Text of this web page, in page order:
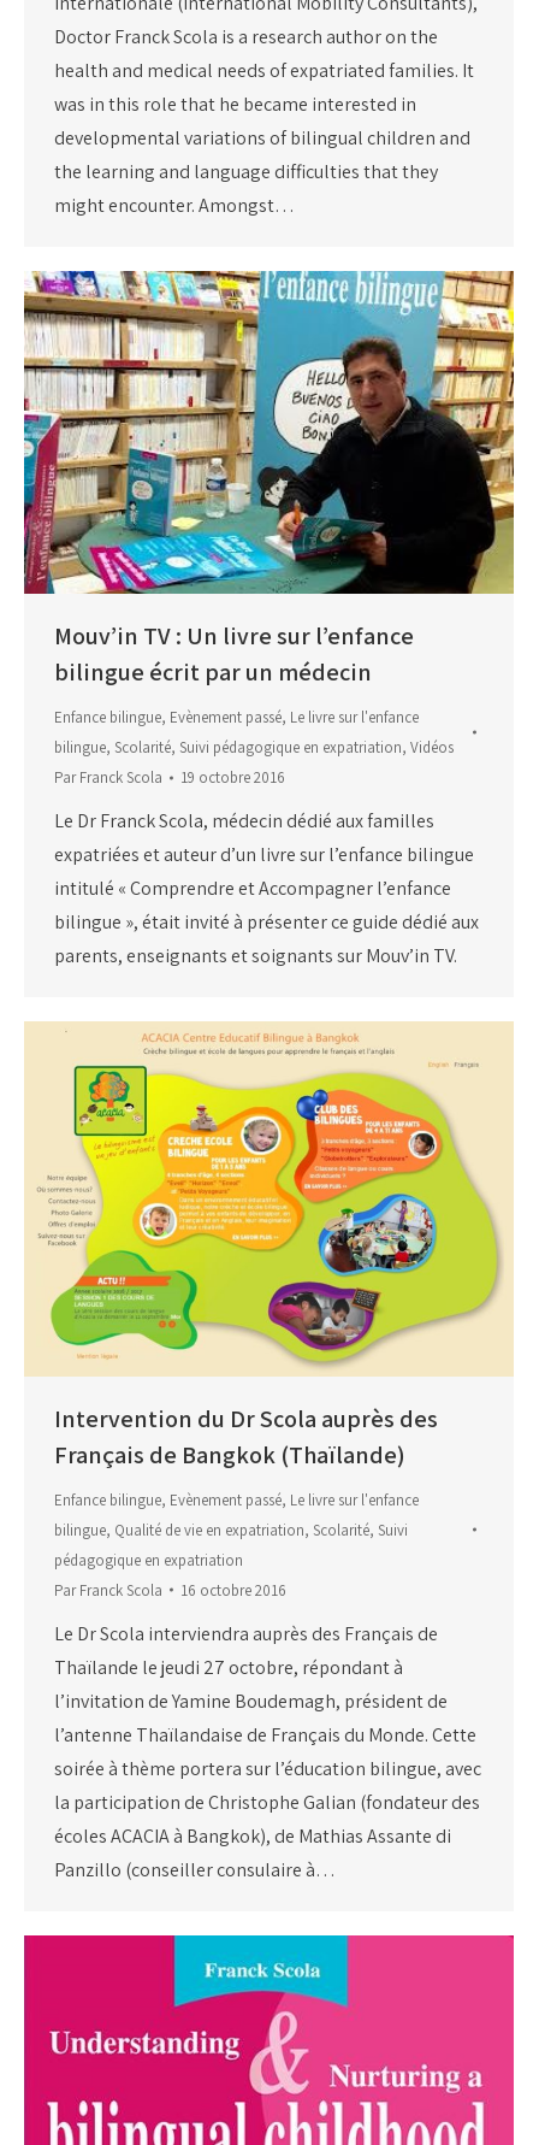
Doctor Franck Scola is a research author on the
health and medical needs of expatriated families. It
was in this role that he became interested in
developmental variations of bilingual children and
the learning and language difficulties that they
might encounter. Amongst…
Mouv’in TV : Un livre sur l’enfance
bilingue écrit par un médecin
Enfance bilingue, Evènement passé, Le livre sur l'enfance
bilingue, Scolarité, Suivi pédagogique en expatriation, Vidéos
ParFranck Scola 19 octobre 2016
Le Dr Franck Scola, médecin dédié aux familles
expatriées et auteur d’un livre sur l’enfance bilingue
intitulé « Comprendre et Accompagner l’enfance
bilingue », était invité à présenter ce guide dédié aux
parents, enseignants et soignants sur Mouv’in TV.
Intervention du Dr Scola auprès des
Français de Bangkok (Thaïlande)
Enfance bilingue, Evènement passé, Le livre sur l'enfance
bilingue, Qualité de vie en expatriation, Scolarité, Suivi
pédagogique en expatriation
ParFranck Scola 16 octobre 2016
Le Dr Scola interviendra auprès des Français de
Thaïlande le jeudi 27 octobre, répondant à
l’invitation de Yamine Boudemagh, président de
l’antenne Thaïlandaise de Français du Monde. Cette
soirée à thème portera sur l’éducation bilingue, avec
la participation de Christophe Galian (fondateur des
écoles ACACIA à Bangkok), de Mathias Assante di
Panzillo (conseiller consulaire à…